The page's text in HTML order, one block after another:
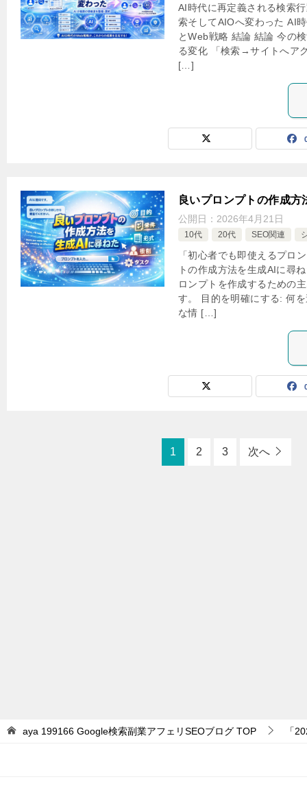
AI時代に再定義される検索
索そしてAIOへ変わった AI
とWeb戦略 結論 結論 今の
る変化 「検索→サイトへア
[…]
良いプロンプトの作成
公開日： 2026年4月21日
10代 20代 SEO関連
「初心者でも即使えるプロ
トの作成方法を生成AIに尋
ロンプトを作成するための
す。 目的を明確にする: 何
な情 […]
1 2 3 次へ
aya 199166 Google検索副業アフェリSEOブログ TOP 「